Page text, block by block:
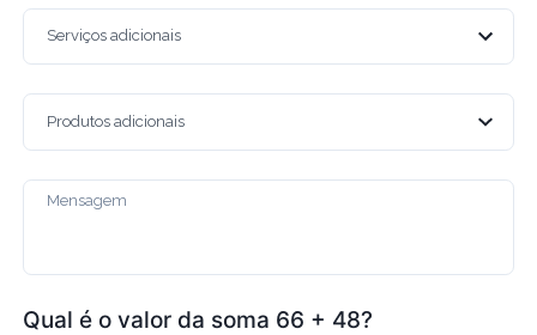
Qual é o valor da soma 66 + 48?